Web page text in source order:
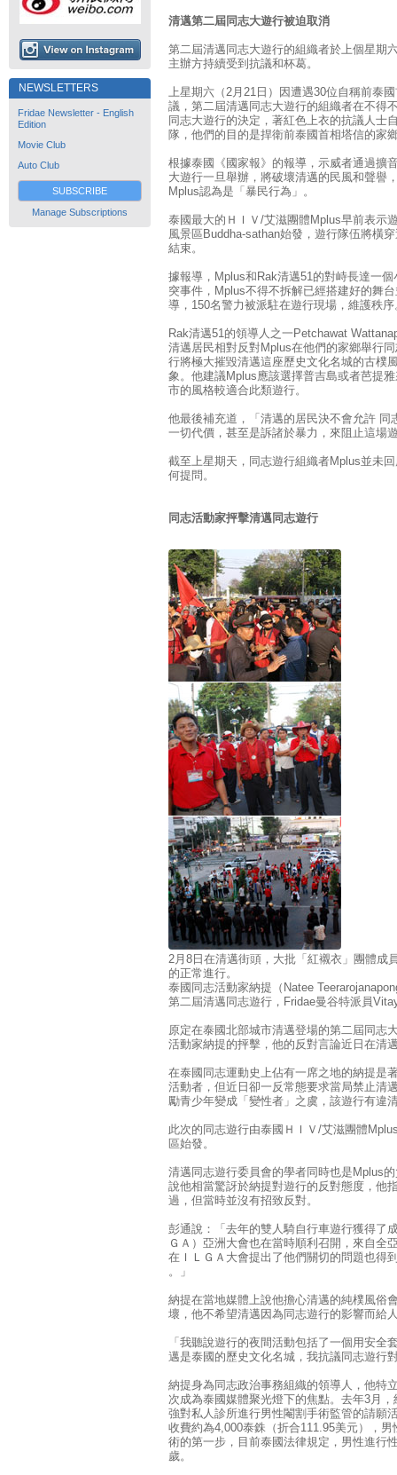
NEWSLETTERS
Fridae Newsletter - English
Edition
Movie Club
Auto Club
SUBSCRIBE
Manage Subscriptions
清邁第二屆同志大遊行被迫取消
第二屆清邁同志大遊行的組織者於上個星期
主辦方持續受到抗議和杯葛。
上星期六（2月21日）因遭遇30位自稱前泰
議，第二屆清邁同志大遊行的組織者在不得
同志大遊行的決定，著紅色上衣的抗議人士
隊，他們的目的是捍衛前泰國首相塔信的家
根據泰國《國家報》的報導，示威者通過擴
大遊行一旦舉辦，將破壞清邁的民風和聲譽
Mplus認為是「暴民行為」。
泰國最大的ＨＩＶ/艾滋團體Mplus早前表示
風景區Buddha-sathan始發，遊行隊伍將橫
結束。
據報導，Mplus和Rak清邁51的對峙長達一
突事件，Mplus不得不拆解已經搭建好的舞
導，150名警力被派駐在遊行現場，維護秩序
Rak清邁51的領導人之一Petchawat
清邁居民相對反對Mplus在他們的家鄉舉行
行將極大摧毀清邁這座歷史文化名城的古樸
象。他建議Mplus應該選擇普吉島或者芭提
市的風格較適合此類遊行。
他最後補充道，「清邁的居民決不會允許
一切代價，甚至是訴諸於暴力，來阻止這場
截至上星期天，同志遊行組織者Mplus並未
何提問。
同志活動家抨擊清邁同志遊行
2月8日在清邁街頭，大批「紅襯衣」團體成
的正常進行。
泰國同志活動家納提（Natee
第二屆清邁同志遊行，Fridae曼谷特派員
原定在泰國北部城市清邁登場的第二屆同志
活動家納提的抨擊，他的反對言論近日在清
在泰國同志運動史上佔有一席之地的納提是
活動者，但近日卻一反常態要求當局禁止清
勵青少年變成「變性者」之虞，該遊行有違
此次的同志遊行由泰國ＨＩＶ/艾滋團體
區始發。
清邁同志遊行委員會的學者同時也是Mplus
說他相當驚訝於納提對遊行的反對態度，他
過，但當時並沒有招致反對。
彭通說：「去年的雙人騎自行車遊行獲得了
ＧＡ）亞洲大會也在當時順利召開，來自全
在ＩＬＧＡ大會提出了他們關切的問題也得
。」
納提在當地媒體上說他擔心清邁的純樸風俗
壞，他不希望清邁因為同志遊行的影響而給
「我聽說遊行的夜間活動包括了一個用安全
邁是泰國的歷史文化名城，我抗議同志遊行
納提身為同志政治事務組織的領導人，他特
次成為泰國媒體聚光燈下的焦點。去年3月
強對私人診所進行男性閹割手術監管的請願
收費約為4,000泰銖（折合111.95美元），
術的第一步，目前泰國法律規定，男性進行
歲。